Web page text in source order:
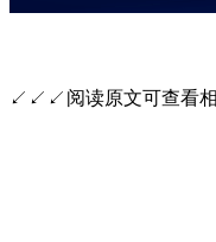
↙↙↙阅读原文可查看相